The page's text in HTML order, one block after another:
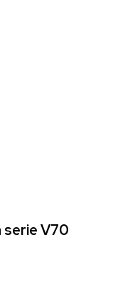
serie V70